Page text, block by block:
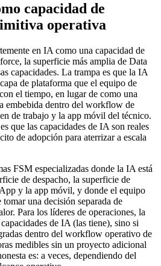
capacidad de
operativa
en IA como una capacidad de
la superficie más amplia de Data
capacidades. La trampa es que la IA
de plataforma que el equipo de
el tiempo, en lugar de como una
embebida dentro del workflow de
de trabajo y la app móvil del técnico.
que las capacidades de IA son reales
de adopción para aterrizar a escala
FSM especializadas donde la IA está
de despacho, la superficie de
y la app móvil, y donde el equipo
una decisión separada de
Para los líderes de operaciones, la
de IA (las tiene), sino si
dentro del workflow operativo de
medibles sin un proyecto adicional
es: a veces, dependiendo del